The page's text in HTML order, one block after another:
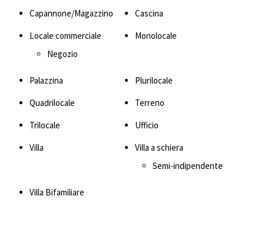
Capannone/Magazzino
Cascina
Locale commerciale
Negozio
Monolocale
Palazzina
Plurilocale
Quadrilocale
Terreno
Trilocale
Ufficio
Villa
Villa a schiera
Semi-indipendente
Villa Bifamiliare